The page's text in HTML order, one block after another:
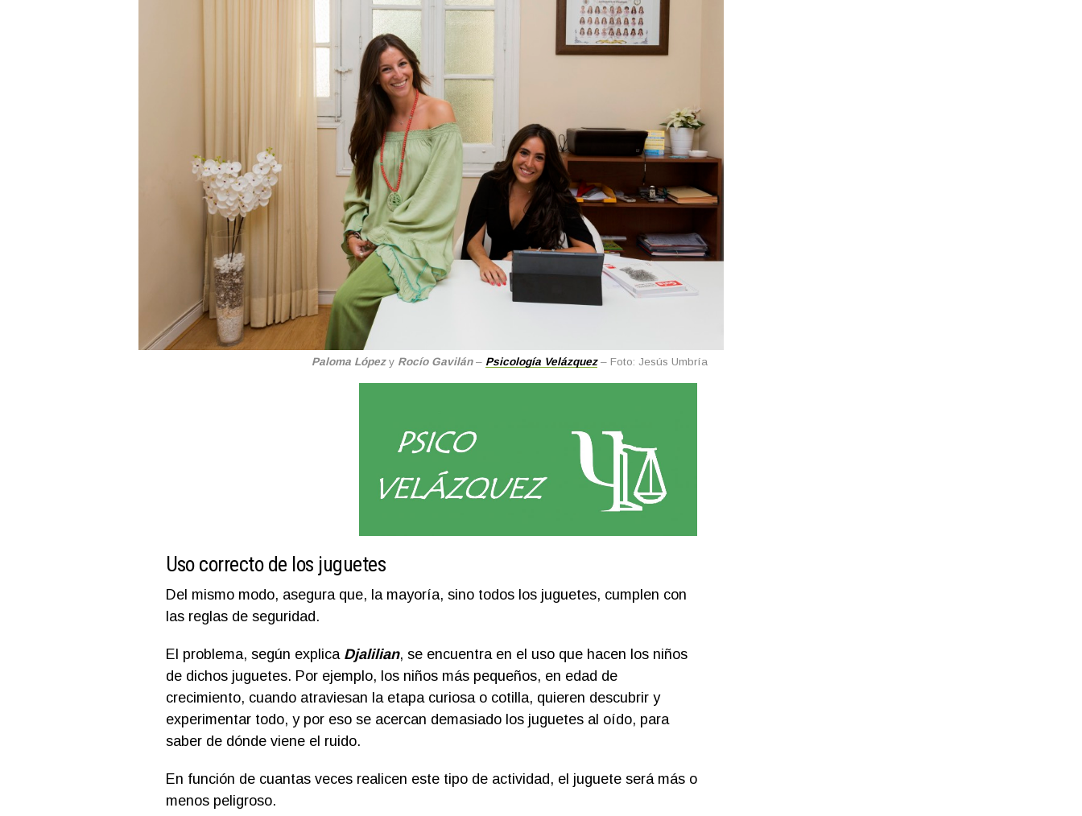
Paloma Lópezy Rocío Gavilán– Psicología Velázquez– Foto: Jesús Umbría
Uso correcto de los juguetes
Del mismo modo, asegura que, la mayoría, sino todos los juguetes, cumplen con
las reglas de seguridad.
El problema, según explica Djalilian, se encuentra en el uso que hacen los niños
de dichos juguetes. Por ejemplo, los niños más pequeños, en edad de
crecimiento, cuando atraviesan la etapa curiosa o cotilla, quieren descubrir y
experimentar todo, y por eso se acercan demasiado los juguetes al oído, para
saber de dónde viene el ruido.
En función de cuantas veces realicen este tipo de actividad, el juguete será más o
menos peligroso.